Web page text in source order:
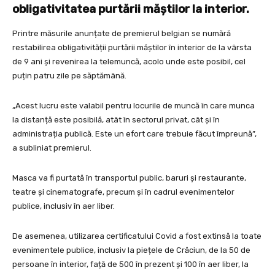
obligativitatea purtării măștilor la interior.
Printre măsurile anunțate de premierul belgian se numără
restabilirea obligativității purtării măștilor în interior de la vârsta
de 9 ani și revenirea la telemuncă, acolo unde este posibil, cel
puțin patru zile pe săptămână.
„Acest lucru este valabil pentru locurile de muncă în care munca
la distanță este posibilă, atât în ​​sectorul privat, cât și în
administrația publică. Este un efort care trebuie făcut împreună”,
a subliniat premierul.
Masca va fi purtată în transportul public, baruri și restaurante,
teatre și cinematografe, precum și în cadrul evenimentelor
publice, inclusiv în aer liber.
De asemenea, utilizarea certificatului Covid a fost extinsă la toate
evenimentele publice, inclusiv la piețele de Crăciun, de la 50 de
persoane în interior, față de 500 în prezent și 100 în aer liber, la